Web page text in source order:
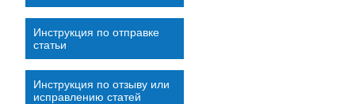
Инструкция по отправке
статьи
Инструкция по отзыву или
исправлению статей